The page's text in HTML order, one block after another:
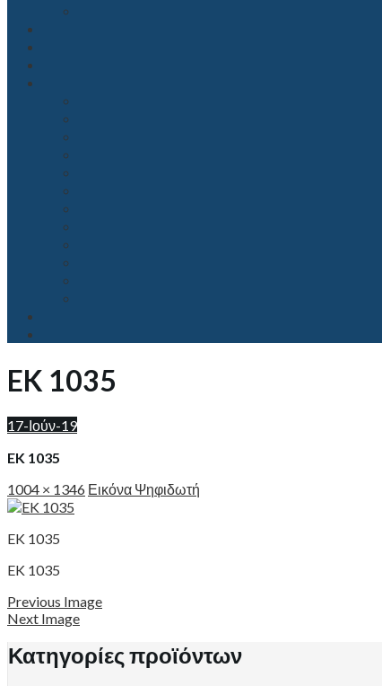
EK 1035
17-Ιούν-19
EK 1035
1004 × 1346 Εικόνα Ψηφιδωτή
EK 1035
EK 1035
Previous Image
Next Image
Κατηγορίες προϊόντων